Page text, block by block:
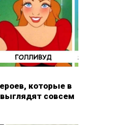
которые в
совсем